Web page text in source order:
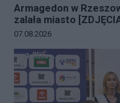
Armagedon w
zalała miasto
Data dodania galerii:
07.08.2026